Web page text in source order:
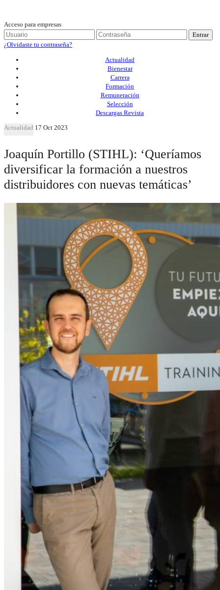
Acceso para empresas
Entrar
¿Olvidaste tu contraseña?
Actualidad
Bienestar
Carrera
Formación
Remuneración
Selección
Descargas Revista
Actualidad 17 Oct 2023
Joaquín Portillo (STIHL): ‘Queríamos
diversificar la formación a nuestros
distribuidores con nuevas temáticas’